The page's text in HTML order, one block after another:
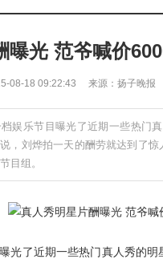
曝光 范爷喊价
08-18 09:22:43 来源：扬子晚报
娱乐节目曝光了近期一些热门
，刘烨拍一天的酬劳就达到了
目组。
光了近期一些热门真人秀的